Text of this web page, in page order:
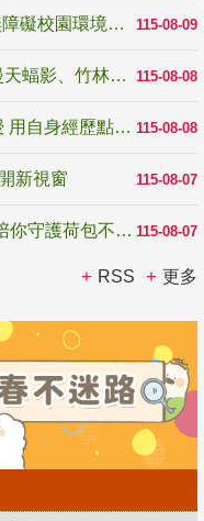
115-08-09
國教署補助22縣市積極推動「改善無障礙校園環境計畫」 打造友善、安全、無礙學習空間
115-08-08
青年壯遊點精選夏夜限定避暑提案 漫天蝠影、竹林尋蛙、茶香夜觀 邀青年暮色出發
115-08-08
教育家人物典範 發明大王林永禎教授 用自身經歷點亮學生的路
115-08-07
115-08-07
反詐騙宣導_防詐有道，霹靂布袋戲陪你守護荷包不受騙
RSS 更多